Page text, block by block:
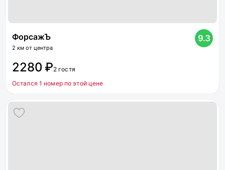
ФорсажЪ
2 км от центра
9.3
2280 ₽2 гостя
Остался 1 номер по этой цене